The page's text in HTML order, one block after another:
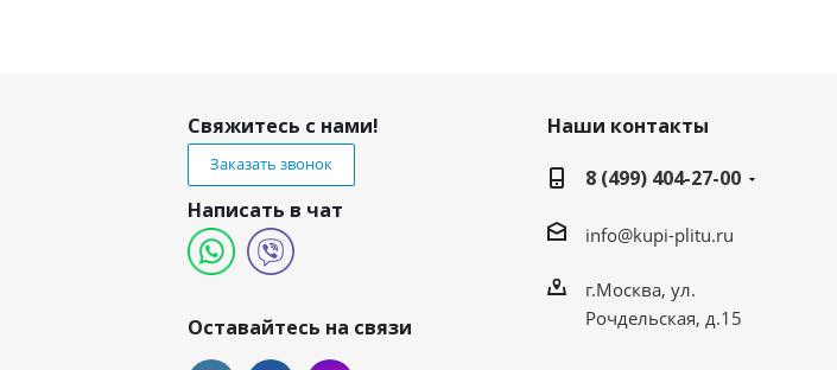
Свяжитесь с нами!
Заказать звонок
Написать в чат
Оставайтесь на связи
Наши контакты
8 (499) 404-27-00
info@kupi-plitu.ru
г.Москва, ул.
Рочдельская, д.15